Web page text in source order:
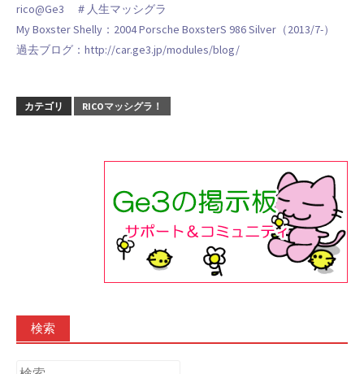
rico@Ge3 ＃人生マッシグラ
My Boxster Shelly：2004 Porsche BoxsterS 986 Silver（2013/7-）
過去ブログ：http://car.ge3.jp/modules/blog/
カテゴリ RICOマッシグラ！
検索
検